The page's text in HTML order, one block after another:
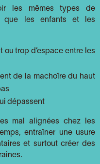
les mêmes types de
que les enfants et les
trop d’espace entre les
de la machoîre du haut
dépassent
mal alignées chez les
entraîner une usure
et surtout créer des